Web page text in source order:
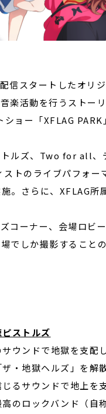
信スタートしたオリ
楽活動を行うストー
ショー「XFLAG PARK
ルズ、Two for all、
トのライブパフォー
。さらに、XFLAG所
コーナー、会場ロビ
でしか撮影すること
ストルズ
サウンドで地獄を支配
ザ・地獄ヘルズ」を解
じるサウンドで地上を
のロックバンド（自称